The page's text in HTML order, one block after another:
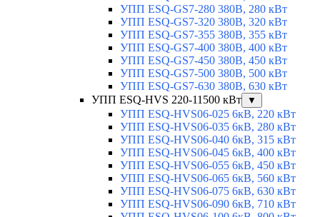
УПП ESQ-GS7-280 380В, 280 кВт
УПП ESQ-GS7-320 380В, 320 кВт
УПП ESQ-GS7-355 380В, 355 кВт
УПП ESQ-GS7-400 380В, 400 кВт
УПП ESQ-GS7-450 380В, 450 кВт
УПП ESQ-GS7-500 380В, 500 кВт
УПП ESQ-GS7-630 380В, 630 кВт
УПП ESQ-HVS 220-11500 кВт
▼
УПП ESQ-HVS06-025 6кВ, 220 кВт
УПП ESQ-HVS06-035 6кВ, 280 кВт
УПП ESQ-HVS06-040 6кВ, 315 кВт
УПП ESQ-HVS06-045 6кВ, 400 кВт
УПП ESQ-HVS06-055 6кВ, 450 кВт
УПП ESQ-HVS06-065 6кВ, 560 кВт
УПП ESQ-HVS06-075 6кВ, 630 кВт
УПП ESQ-HVS06-090 6кВ, 710 кВт